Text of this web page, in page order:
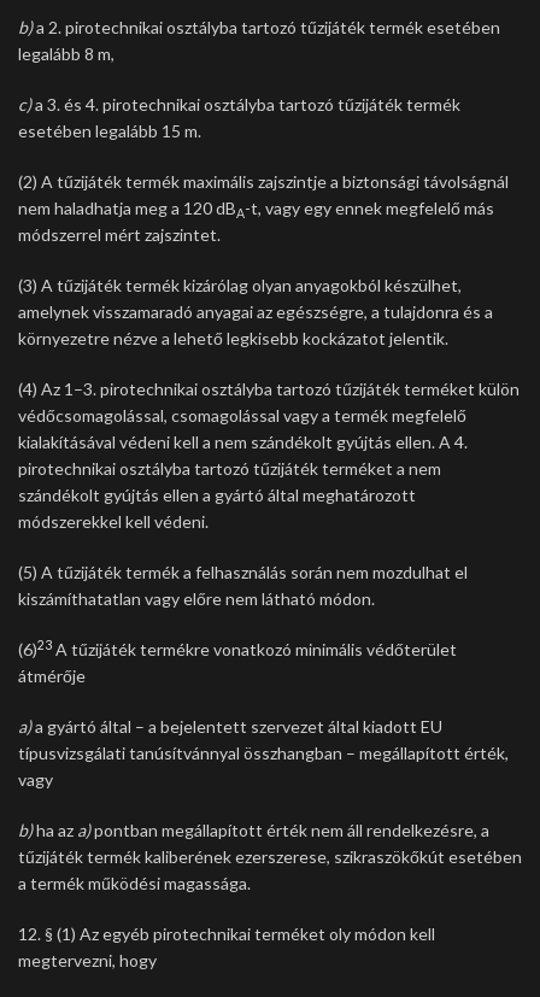
b)a 2. pirotechnikai osztályba tartozó tűzijáték termék esetében
legalább 8 m,
c)a 3. és 4. pirotechnikai osztályba tartozó tűzijáték termék
esetében legalább 15 m.
(2) A tűzijáték termék maximális zajszintje a biztonsági távolságnál
nem haladhatja meg a 120 dBA-t, vagy egy ennek megfelelő más
módszerrel mért zajszintet.
(3) A tűzijáték termék kizárólag olyan anyagokból készülhet,
amelynek visszamaradó anyagai az egészségre, a tulajdonra és a
környezetre nézve a lehető legkisebb kockázatot jelentik.
(4) Az 1–3. pirotechnikai osztályba tartozó tűzijáték terméket külön
védőcsomagolással, csomagolással vagy a termék megfelelő
kialakításával védeni kell a nem szándékolt gyújtás ellen. A 4.
pirotechnikai osztályba tartozó tűzijáték terméket a nem
szándékolt gyújtás ellen a gyártó által meghatározott
módszerekkel kell védeni.
(5) A tűzijáték termék a felhasználás során nem mozdulhat el
kiszámíthatatlan vagy előre nem látható módon.
(6)23 A tűzijáték termékre vonatkozó minimális védőterület
átmérője
a)a gyártó által – a bejelentett szervezet által kiadott EU
típusvizsgálati tanúsítvánnyal összhangban – megállapított érték,
vagy
b)ha az a)pontban megállapított érték nem áll rendelkezésre, a
tűzijáték termék kaliberének ezerszerese, szikraszökőkút esetében
a termék működési magassága.
12. § (1) Az egyéb pirotechnikai terméket oly módon kell
megtervezni, hogy